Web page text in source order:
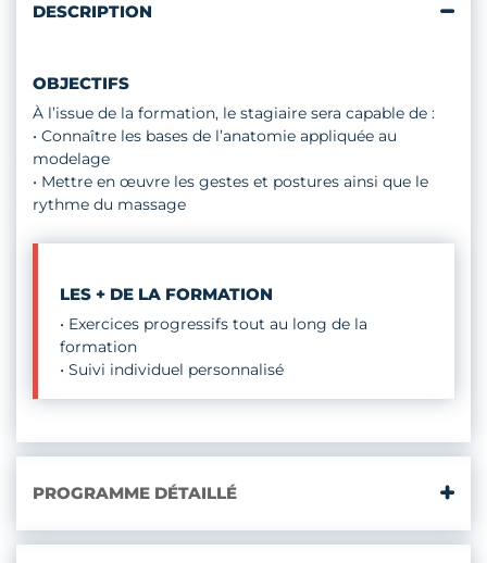
DESCRIPTION
OBJECTIFS
À l’issue de la formation, le stagiaire sera capable de :
• Connaître les bases de l’anatomie appliquée au
modelage
• Mettre en œuvre les gestes et postures ainsi que le
rythme du massage
LES + DE LA FORMATION
• Exercices progressifs tout au long de la
formation
• Suivi individuel personnalisé
PROGRAMME DÉTAILLÉ